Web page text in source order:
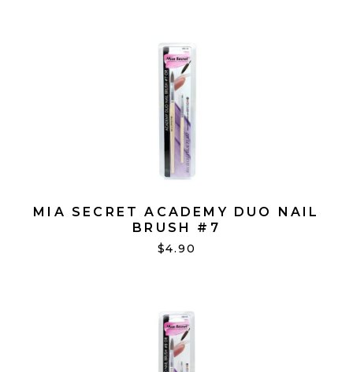
MIA SECRET ACADEMY DUO NAIL
BRUSH #7
$4.90